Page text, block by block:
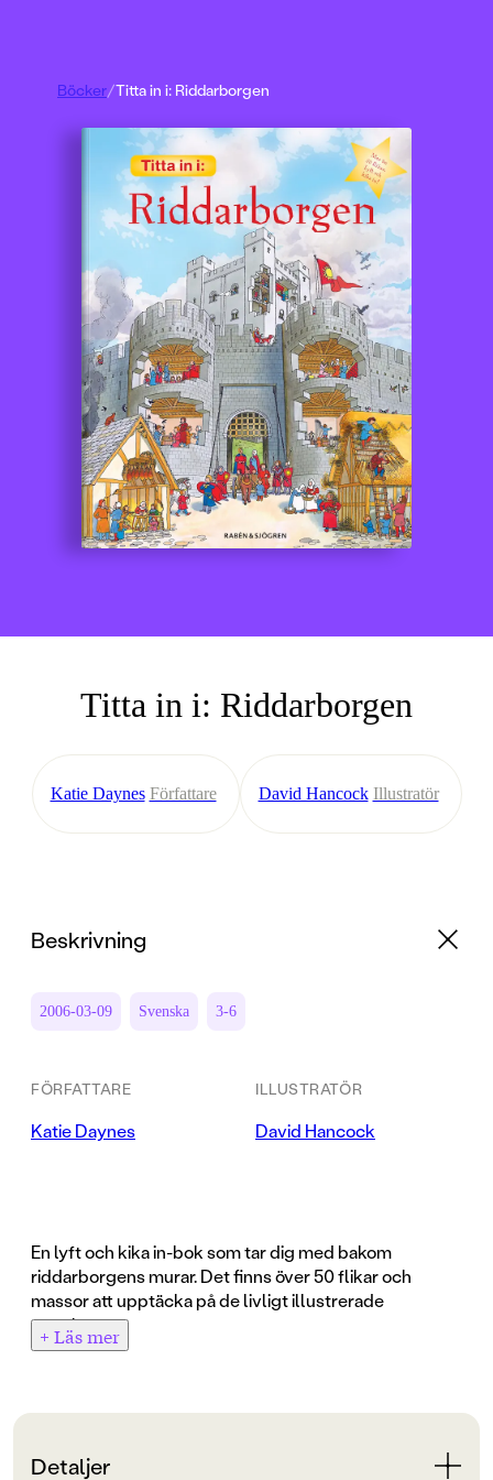
Titta in i: Riddarborgen
Katie Daynes Författare David Hancock Illustratör
Böcker/Titta in i: Riddarborgen
Beskrivning
2006-03-09 Svenska 3-6
FÖRFATTARE
Katie Daynes
ILLUSTRATÖR
David Hancock
En lyft och kika in-bok som tar dig med bakom
riddarborgens murar. Det finns över 50 flikar och
massor att upptäcka på de livligt illustrerade
uppslagen.
Du får följa med på tornering och fest.
+ Läs mer
Detaljer